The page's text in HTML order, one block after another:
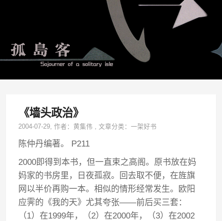
《墙头政治》
2004-07-29, 作者：黄集伟 ,文章分类：一架好书
陈仲丹编著。 P211
2000即得到本书，但一直束之高阁。原书放在妈
妈家的书房里，日夜孤寂。回去取不便，在旌旗
网以半价再购一本。相似的情形经常发生。欧阳
应霁的《我的天》尤其夸张——前后买三套：
（1）在1999年，（2）在2000年，（3）在2002